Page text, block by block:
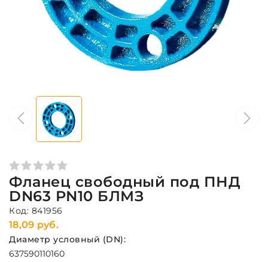
Фланец свободный под ПНД
DN63 PN10 БЛМЗ
Код: 841956
18,09 руб.
Диаметр условный (DN):
637590110160